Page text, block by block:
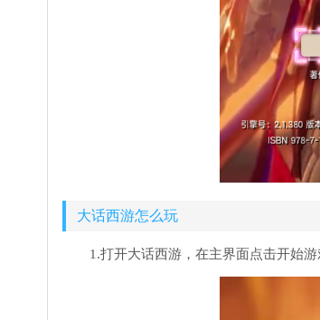
大话西游怎么玩
1.打开大话西游，在主界面点击开始游